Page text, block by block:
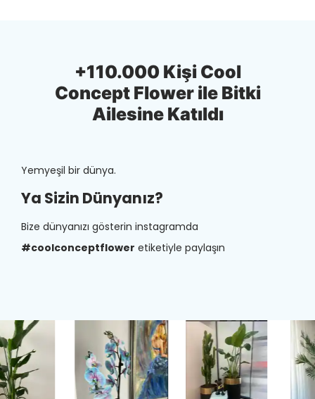
+110.000 Kişi Cool
Concept Flower ile Bitki
Ailesine Katıldı
Yemyeşil bir dünya.
Ya Sizin Dünyanız?
Bize dünyanızı gösterin instagramda
#coolconceptflower etiketiyle paylaşın